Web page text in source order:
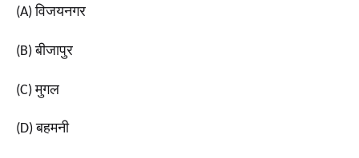
(A)विजयनगर
(B)बीजापुर
(C)मुगल
(D)बहमनी